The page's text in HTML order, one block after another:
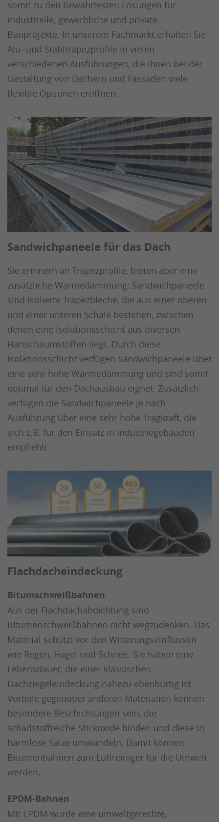
somit zu den bewährtesten Lösungen für
industrielle, gewerbliche und private
Bauprojekte. In unserem Fachmarkt erhalten Sie
Alu- und Stahltrapezprofile in vielen
verschiedenen Ausführungen, die Ihnen bei der
Gestaltung von Dächern und Fassaden viele
flexible Optionen eröffnen.
Sandwichpaneele für das Dach
Sie erinnern an Trapezprofile, bieten aber eine
zusätzliche Wärmedämmung: Sandwichpaneele
sind isolierte Trapezbleche, die aus einer oberen
und einer unteren Schale bestehen, zwischen
denen eine Isolationsschicht aus diversen
Hartschaumstoffen liegt. Durch diese
Isolationsschicht verfügen Sandwichpaneele über
eine sehr hohe Wärmedämmung und sind somit
optimal für den Dachausbau eignet. Zusätzlich
verfügen die Sandwichpaneele je nach
Ausführung über eine sehr hohe Tragkraft, die
sich z.B. für den Einsatz in Industriegebäuden
empfiehlt.
Flachdacheindeckung
Bitumschweißbahnen
Aus der Flachdachabdichtung sind
Bitumenschweißbahnen nicht wegzudenken. Das
Material schützt vor den Witterungseinflüssen
wie Regen, Hagel und Schnee. Sie haben eine
Lebensdauer, die einer klassischen
Dachziegeleindeckung nahezu ebenbürtig ist.
Vorteile gegenüber anderen Materialien können
besondere Beschichtungen sein, die
schadstoffreiche Stickoxide binden und diese in
harmlose Salze umwandeln. Damit können
Bitumenbahnen zum Luftreiniger für die Umwelt
werden.
EPDM-Bahnen
Mit EPDM wurde eine umweltgerechte,